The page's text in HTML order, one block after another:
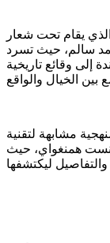
يقام تحت شعار
سالم، حيث تسرد
إلى وقائع تاريخية
مشابهة لتقنية
همنغواي، حيث